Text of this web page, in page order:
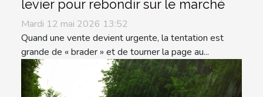
levier pour rebondir sur le marché
Mardi 12 mai 2026 13:52
Quand une vente devient urgente, la tentation est
grande de « brader » et de tourner la page au...